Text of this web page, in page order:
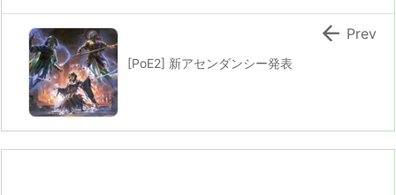
[PoE2] 新アセンダンシー発表
 Prev